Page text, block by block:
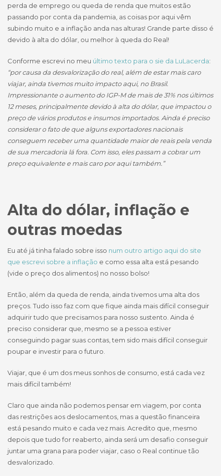
perda de emprego ou queda de renda que muitos estão
passando por conta da pandemia, as coisas por aqui vêm
subindo muito e a inflação anda nas alturas! Grande parte disso é
devido à alta do dólar, ou melhor à queda do Real!
Conforme escrevi no meu último texto para o sie da LuLacerda:
“por causa da desvalorização do real, além de estar mais caro
viajar, ainda tivemos muito impacto aqui, no Brasil.
Impressionante o aumento do IGP-M de mais de 31% nos últimos
12 meses, principalmente devido à alta do dólar, que impactou o
preço de vários produtos e insumos importados. Ainda é preciso
considerar o fato de que alguns exportadores nacionais
conseguem receber uma quantidade maior de reais pela venda
de sua mercadoria lá fora. Com isso, eles passam a cobrar um
preço equivalente e mais caro por aqui também.”
Alta do dólar, inflação e
outras moedas
Eu até já tinha falado sobre isso num outro artigo aqui do site
que escrevi sobre a inflação e como essa alta está pesando
(vide o preço dos alimentos) no nosso bolso!
Então, além da queda de renda, ainda tivemos uma alta dos
preços. Tudo isso faz com que fique ainda mais difícil conseguir
adquirir tudo que precisamos para nosso sustento. Ainda é
preciso considerar que, mesmo se a pessoa estiver
conseguindo pagar suas contas, tem sido mais difícil conseguir
poupar e investir para o futuro.
Viajar, que é um dos meus sonhos de consumo, está cada vez
mais difícil também!
Claro que ainda não podemos pensar em viagem, por conta
das restrições aos deslocamentos, mas a questão financeira
está pesando muito e cada vez mais. Acredito que, mesmo
depois que tudo for reaberto, ainda será um desafio conseguir
juntar uma grana para poder viajar, caso o Real continue tão
desvalorizado.